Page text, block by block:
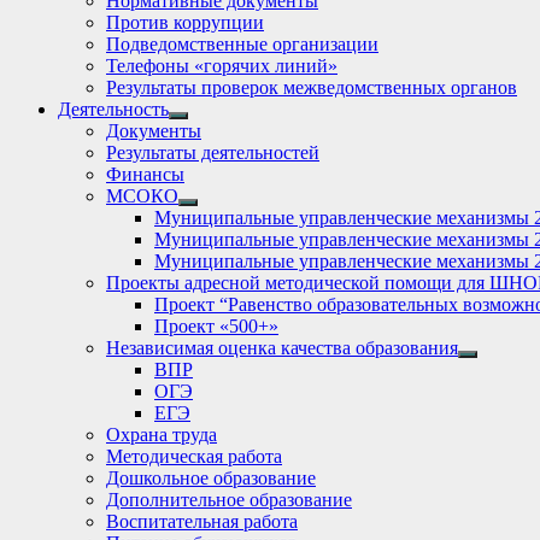
Против коррупции
Подведомственные организации
Телефоны «горячих линий»
Результаты проверок межведомственных органов
Деятельность
Show
sub
menu
Документы
Результаты деятельностей
Финансы
МСОКО
Show
sub
menu
Муниципальные управленческие механизмы
Муниципальные управленческие механизмы
Муниципальные управленческие механизмы
Проекты адресной методической помощи для
Проект “Равенство образовательных
Проект «500+»
Независимая оценка качества образования
Show
ВПР
ОГЭ
ЕГЭ
Охрана труда
Методическая работа
Дошкольное образование
Дополнительное образование
Воспитательная работа